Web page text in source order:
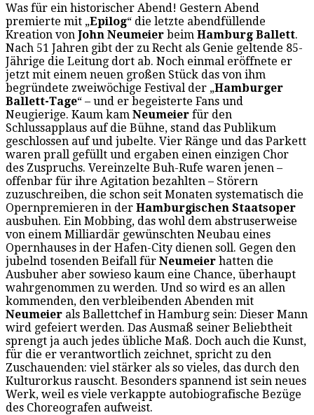
Was für ein historischer Abend! Gestern Abend
premierte mit „Epilog“ die letzte abendfüllende
Kreation von John Neumeier beim Hamburg Ballett.
Nach 51 Jahren gibt der zu Recht als Genie geltende 85-
Jährige die Leitung dort ab. Noch einmal eröffnete er
jetzt mit einem neuen großen Stück das von ihm
begründete zweiwöchige Festival der „Hamburger
Ballett-Tage“ – und er begeisterte Fans und
Neugierige. Kaum kam Neumeier für den
Schlussapplaus auf die Bühne, stand das Publikum
geschlossen auf und jubelte. Vier Ränge und das Parkett
waren prall gefüllt und ergaben einen einzigen Chor
des Zuspruchs. Vereinzelte Buh-Rufe waren jenen –
offenbar für ihre Agitation bezahlten – Störern
zuzuschreiben, die schon seit Monaten systematisch die
Opernpremieren in der Hamburgischen Staatsoper
ausbuhen. Ein Mobbing, das wohl dem abstruserweise
von einem Milliardär gewünschten Neubau eines
Opernhauses in der Hafen-City dienen soll. Gegen den
jubelnd tosenden Beifall für Neumeier hatten die
Ausbuher aber sowieso kaum eine Chance, überhaupt
wahrgenommen zu werden. Und so wird es an allen
kommenden, den verbleibenden Abenden mit
Neumeier als Ballettchef in Hamburg sein: Dieser Mann
wird gefeiert werden. Das Ausmaß seiner Beliebtheit
sprengt ja auch jedes übliche Maß. Doch auch die Kunst,
für die er verantwortlich zeichnet, spricht zu den
Zuschauenden: viel stärker als so vieles, das durch den
Kulturorkus rauscht. Besonders spannend ist sein neues
Werk, weil es viele verkappte autobiografische Bezüge
des Choreografen aufweist.